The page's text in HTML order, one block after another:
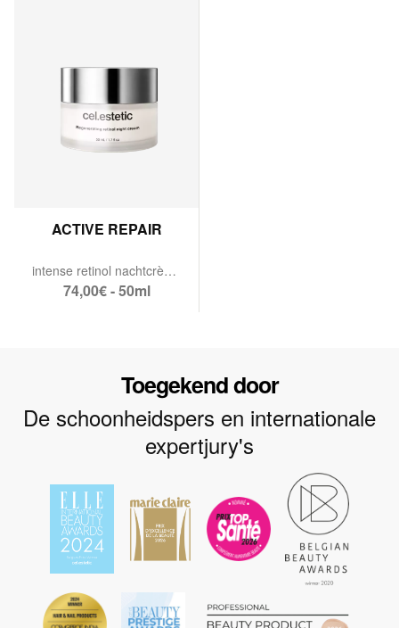
ACTIVE REPAIR
intense retinol nachtcrème.
74,00€ - 50ml
Toegekend door
De schoonheidspers en internationale
expertjury's